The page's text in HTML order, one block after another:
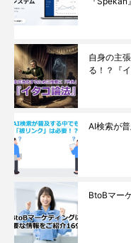
自身の主
る！？『
AI検索が
BtoBマー